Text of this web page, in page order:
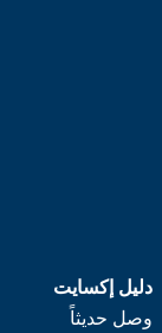
دليل إكسايت
وصل حديثاً